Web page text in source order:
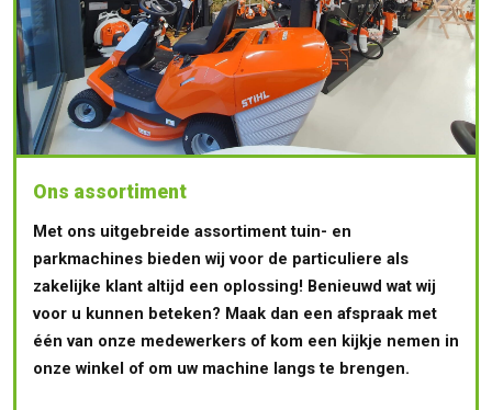
Ons assortiment
Met ons uitgebreide assortiment tuin- en
parkmachines bieden wij voor de particuliere als
zakelijke klant altijd een oplossing! Benieuwd wat wij
voor u kunnen beteken? Maak dan een afspraak met
één van onze medewerkers of kom een kijkje nemen in
onze winkel of om uw machine langs te brengen.